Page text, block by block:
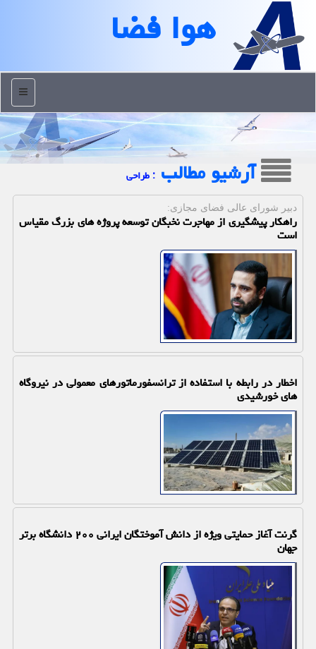
هوا فضا
منو
آرشیو مطالب : طراحی
دبیر شورای عالی فضای مجازی:
راهکار پیشگیری از مهاجرت نخبگان توسعه پروژه های بزرگ مقیاس
است
اخطار در رابطه با استفاده از ترانسفورماتورهای معمولی در نیروگاه
های خورشیدی
گرنت آغاز حمایتی ویژه از دانش آموختگان ایرانی ۲۰۰ دانشگاه برتر
جهان